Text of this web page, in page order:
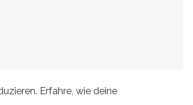
Erfahre, wie deine